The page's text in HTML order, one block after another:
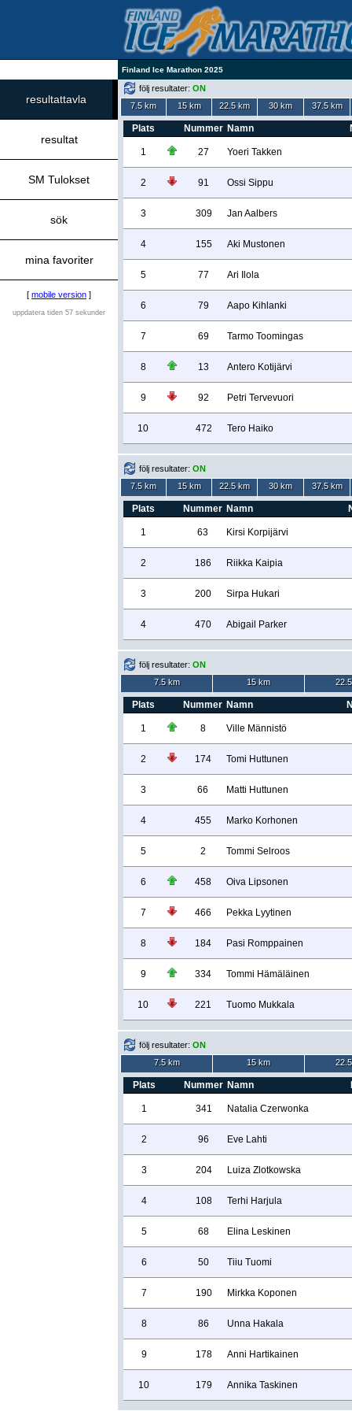
Finland Ice Marathon 2025
resultattavla
resultat
SM Tulokset
sök
mina favoriter
[ mobile version ]
uppdatera tiden 57 sekunder
följ resultater: ON
7.5 km
15 km 22.5 km 30 km 37.5 km
Plats Nummer Namn
1 27 Yoeri Takken
2 91 Ossi Sippu
3 309 Jan Aalbers
4 155 Aki Mustonen
5 77 Ari Ilola
6 79 Aapo Kihlanki
7 69 Tarmo Toomingas
8 13 Antero Kotijärvi
9 92 Petri Tervevuori
10 472 Tero Haiko
följ resultater: ON
7.5 km
15 km 22.5 km 30 km 37.5 km
Plats Nummer Namn
1 63 Kirsi Korpijärvi
2 186 Riikka Kaipia
3 200 Sirpa Hukari
4 470 Abigail Parker
följ resultater: ON
7.5 km
15 km
Plats Nummer Namn
1 8 Ville Männistö
2 174 Tomi Huttunen
3 66 Matti Huttunen
4 455 Marko Korhonen
5 2 Tommi Selroos
6 458 Oiva Lipsonen
7 466 Pekka Lyytinen
8 184 Pasi Romppainen
9 334 Tommi Hämäläinen
10 221 Tuomo Mukkala
följ resultater: ON
7.5 km
15 km
Plats Nummer Namn
1 341 Natalia Czerwonka
2 96 Eve Lahti
3 204 Luiza Zlotkowska
4 108 Terhi Harjula
5 68 Elina Leskinen
6 50 Tiiu Tuomi
7 190 Mirkka Koponen
8 86 Unna Hakala
9 178 Anni Hartikainen
10 179 Annika Taskinen